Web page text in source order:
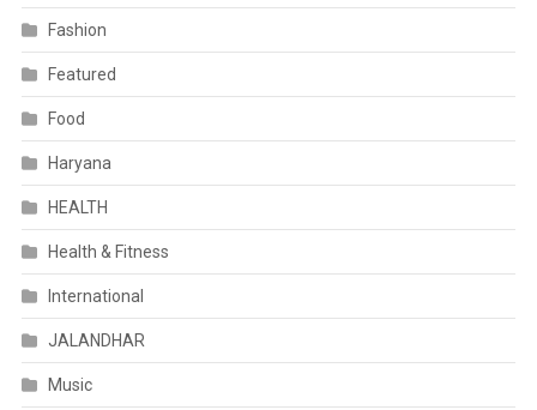
Fashion
Featured
Food
Haryana
HEALTH
Health & Fitness
International
JALANDHAR
Music